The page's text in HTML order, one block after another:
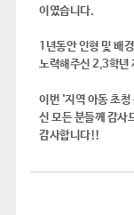
이였습니다.
1년동안 인형 및 배
노력해주신 2,3학년
이번 '지역 아동 초
신 모든 분들께 감사
감사합니다!!